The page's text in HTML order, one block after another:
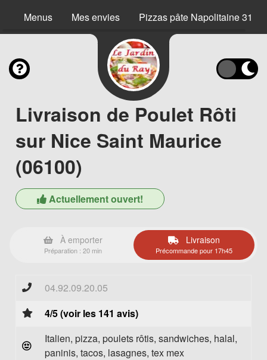
Menus Mes envies Pizzas pâte Napolitaine 31 cm
Livraison de Poulet Rôti
sur Nice Saint Maurice
(06100)
Actuellement ouvert!
À emporter
Préparation : 20 min
Livraison
Précommande pour 17h45
04.92.09.20.05
4/5 (voir les 141 avis)
Italien, pizza, poulets rôtis, sandwiches, halal,
paninis, tacos, lasagnes, tex mex